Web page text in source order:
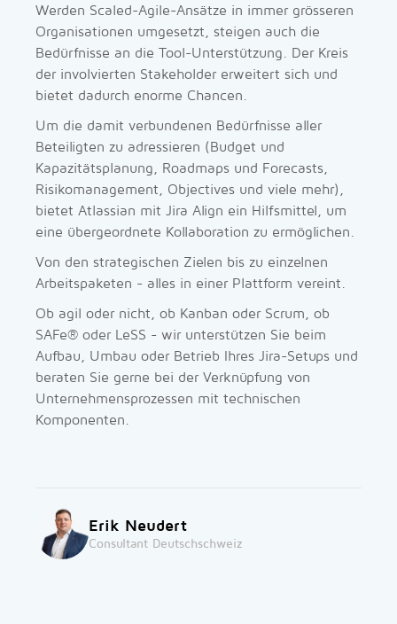
Werden Scaled-Agile-Ansätze in immer grösseren
Organisationen umgesetzt, steigen auch die
Bedürfnisse an die Tool-Unterstützung. Der Kreis
der involvierten Stakeholder erweitert sich und
bietet dadurch enorme Chancen.
Um die damit verbundenen Bedürfnisse aller
Beteiligten zu adressieren (Budget und
Kapazitätsplanung, Roadmaps und Forecasts,
Risikomanagement, Objectives und viele mehr),
bietet Atlassian mit Jira Align ein Hilfsmittel, um
eine übergeordnete Kollaboration zu ermöglichen.
Von den strategischen Zielen bis zu einzelnen
Arbeitspaketen - alles in einer Plattform vereint.
Ob agil oder nicht, ob Kanban oder Scrum, ob
SAFe® oder LeSS - wir unterstützen Sie beim
Aufbau, Umbau oder Betrieb Ihres Jira-Setups und
beraten Sie gerne bei der Verknüpfung von
Unternehmensprozessen mit technischen
Komponenten.
Erik Neudert
Consultant Deutschschweiz